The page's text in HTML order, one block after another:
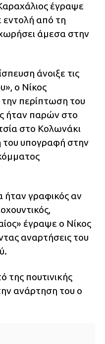
έγραψε
εντολή από τη
άμεσα στην
άνοιξε τις
ο Νίκος
περίπτωση του
ήταν παρών στο
στο Κολωνάκι
του υπογραφή στην
γραφικός αν
έγραψε ο Νίκος
αναρτήσεις του
της πουτινικής
ανάρτηση του ο